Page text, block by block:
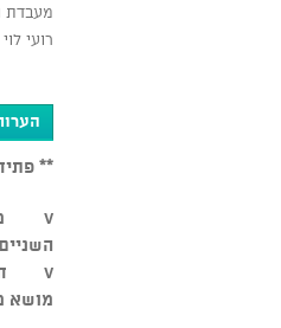
מעבדת
רועי
** פתיחת דלתות
השניים 14/5,
מושא